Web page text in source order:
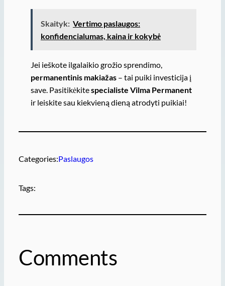
Skaityk: Vertimo paslaugos:
konfidencialumas, kaina ir kokybė
Jei ieškote ilgalaikio grožio sprendimo,
permanentinis makiažas– tai puiki investicija į
save. Pasitikėkitespecialiste Vilma Permanent
ir leiskite sau kiekvieną dieną atrodyti puikiai!
Categories:Paslaugos
Tags:
Comments